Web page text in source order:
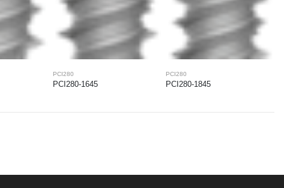
PCI280
PCI280-1645
PCI280
PCI280-1845